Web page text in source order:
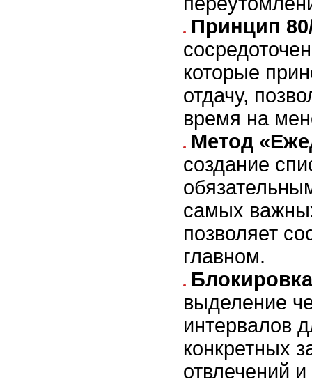
Принцип
которые
отдачу,
время на
Метод
создание
самых
позволяет
главном.
выделение
интервалов
конкретных
отвлечений